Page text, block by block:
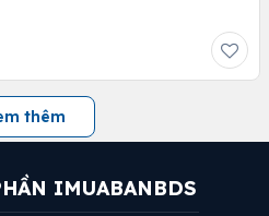
thêm
IMUABANBDS